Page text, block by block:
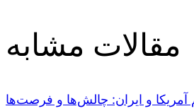
مقالات مشابه
آمریکا و ایران: چالش‌ها و فرصت‌ها